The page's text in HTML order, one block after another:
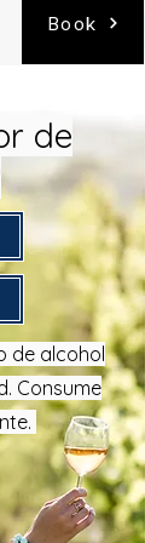
Book
de
de alcohol
Consume